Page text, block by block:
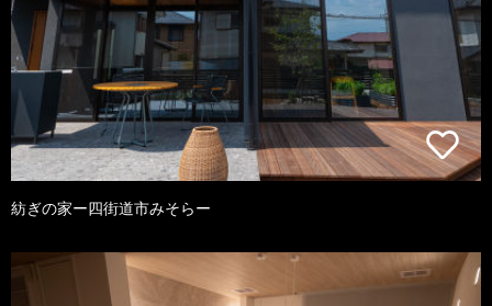
紡ぎの家ー四街道市みそらー